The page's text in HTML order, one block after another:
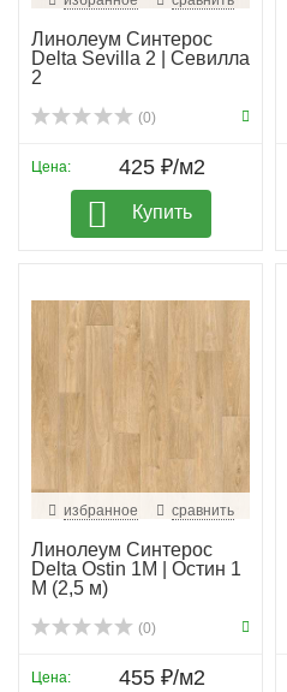
Линолеум Синтерос
Delta Sevilla 2 | Севилла
2
(0)
Цена: 425 ₽/м2
Купить
избранное сравнить
Линолеум Синтерос
Delta Ostin 1M | Остин 1
М (2,5 м)
(0)
Цена: 455 ₽/м2